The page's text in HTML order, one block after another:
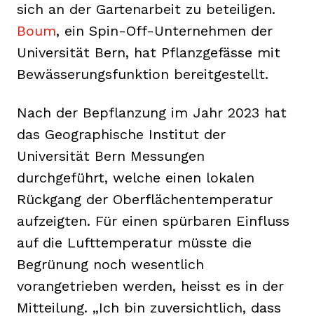
sich an der Gartenarbeit zu beteiligen.
Boum, ein Spin-Off-Unternehmen der
Universität Bern, hat Pflanzgefässe mit
Bewässerungsfunktion bereitgestellt.
Nach der Bepflanzung im Jahr 2023 hat
das Geographische Institut der
Universität Bern Messungen
durchgeführt, welche einen lokalen
Rückgang der Oberflächentemperatur
aufzeigten. Für einen spürbaren Einfluss
auf die Lufttemperatur müsste die
Begrünung noch wesentlich
vorangetrieben werden, heisst es in der
Mitteilung. „Ich bin zuversichtlich, dass